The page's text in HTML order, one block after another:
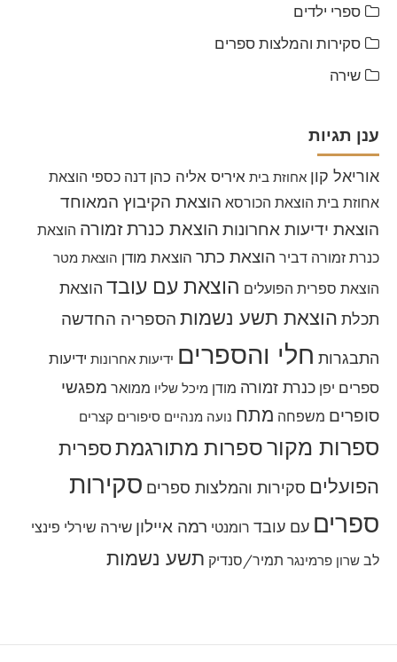
ספרי ילדים
סקירות והמלצות ספרים
שירה
ענן תגיות
אוריאל קון אחוזת בית איריס אליה כהן דנה כספי הוצאת
אחוזת בית הוצאת הכורסא הוצאת הקיבוץ המאוחד
הוצאת ידיעות אחרונות הוצאת כנרת זמורה הוצאת
כנרת זמורה דביר הוצאת כתר הוצאת מודן הוצאת מטר
הוצאת ספרית הפועלים הוצאת עם עובד הוצאת
תכלת הוצאת תשע נשמות הספריה החדשה
התבגרות חלי והספרים ידיעות אחרונות ידיעות
ספרים יפן כנרת זמורה מודן מיכל שליו ממואר מפגשי
סופרים משפחה מתח נועה מנהיים סיפורים קצרים
ספרות מקורספרות מתורגמתספרית
הפועלים סקירות והמלצות ספרים סקירות
ספרים עם עובד רומנטי רמה איילון שירה שירלי פינצי
לב שרון פרמינגר תמיר/סנדיק תשע נשמות